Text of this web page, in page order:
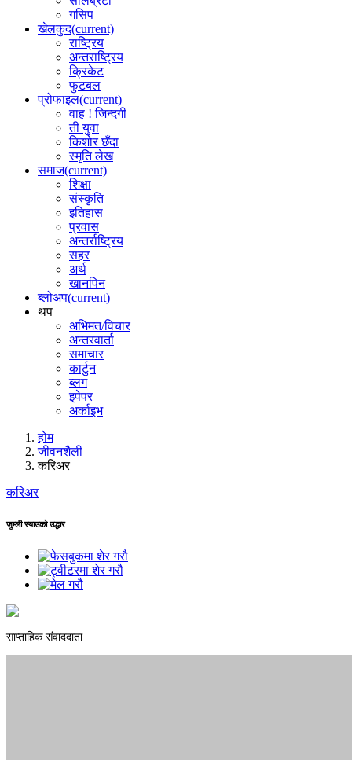
गसिप
खेलकुद(current)
राष्ट्रिय
अन्तराष्ट्रिय
क्रिकेट
फुटबल
प्रोफाइल(current)
वाह ! जिन्दगी
ती युवा
किशोर छँदा
स्मृति लेख
समाज(current)
शिक्षा
संस्कृति
इतिहास
प्रवास
अन्तर्राष्ट्रिय
सहर
अर्थ
खानपिन
ब्लोअप(current)
थप
अभिमत/विचार
अन्तरवार्ता
समाचार
कार्टुन
ब्लग
इपेपर
अर्काइभ
होम
जीवनशैली
करिअर
करिअर
जुम्ली स्याउको उद्धार
साप्ताहिक संवाददाता